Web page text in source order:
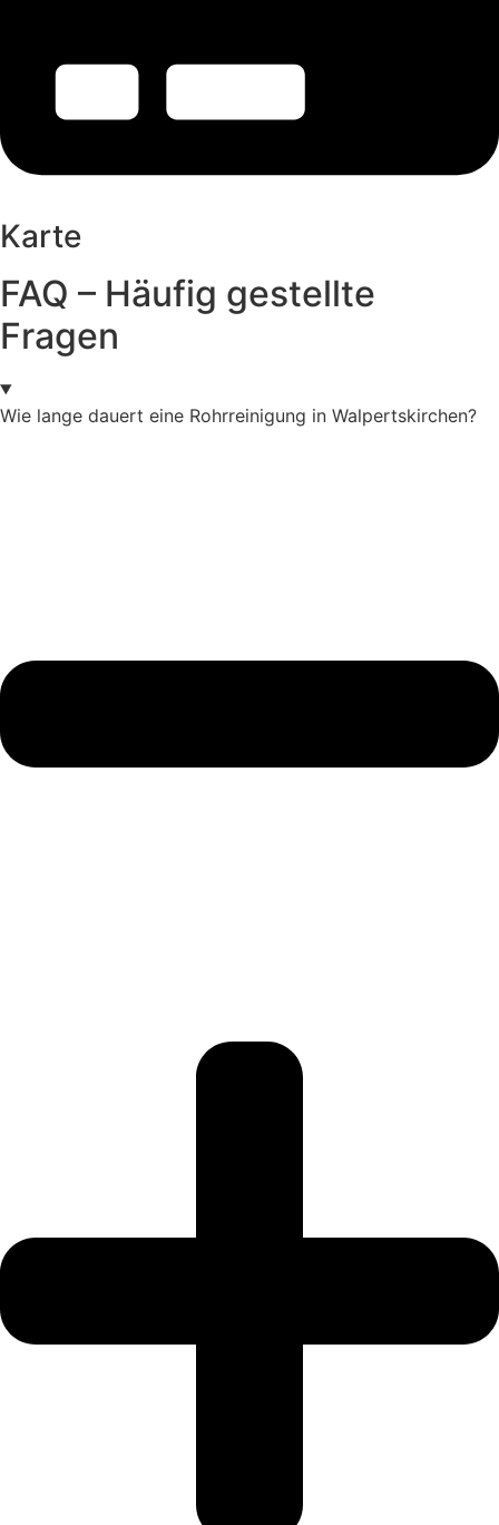
Karte
FAQ – Häufig gestellte
Fragen
Wie lange dauert eine Rohrreinigung in Walpertskirchen?